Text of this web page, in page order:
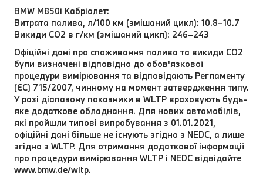
BMW M850i Кабріолет:
Витрата палива, л/100 км (змішаний цикл): 10.8–10.7
Викиди CO2 в г/км (змішаний цикл): 246–243
Офіційні дані про споживання палива та викиди CO2
були визначені відповідно до обов'язкової
процедури вимірювання та відповідають Регламенту
(ЄС) 715/2007, чинному на момент затвердження типу.
У разі діапазону показники в WLTP враховують будь-
яке додаткове обладнання. Для нових автомобілів,
які пройшли типові випробування з 01.01.2021,
офіційні дані більше не існують згідно з NEDC, а лише
згідно з WLTP. Для отримання додаткової інформації
про процедури вимірювання WLTP і NEDC відвідайте
www.bmw.de/wltp.